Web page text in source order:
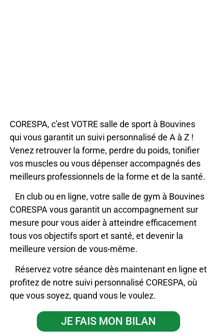
CORESPA, c’est VOTRE salle de sport à Bouvines
qui vous garantit un suivi personnalisé de A à Z !
Venez retrouver la forme, perdre du poids, tonifier
vos muscles ou vous dépenser accompagnés des
meilleurs professionnels de la forme et de la santé.
En club ou en ligne, votre salle de gym à Bouvines
CORESPA vous garantit un accompagnement sur
mesure pour vous aider à atteindre efficacement
tous vos objectifs sport et santé, et devenir la
meilleure version de vous-même.
Réservez votre séance dès maintenant en ligne et
profitez de notre suivi personnalisé CORESPA, où
que vous soyez, quand vous le voulez.
JE FAIS MON BILAN